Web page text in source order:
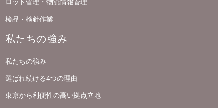
ロット管理・物流情報管理
検品・検針作業
私たちの強み
私たちの強み
選ばれ続ける4つの理由
東京から利便性の高い拠点立地